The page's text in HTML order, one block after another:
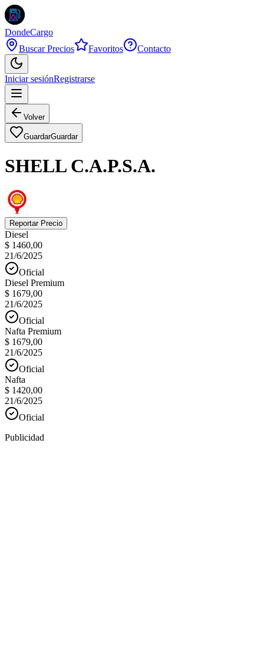
DondeCargo
Buscar Precios
Favoritos Contacto
Iniciar sesiónRegistrarse
Volver
GuardarGuardar
SHELL C.A.P.S.A.
Reportar Precio
Diesel
$ 1460,00
21/6/2025
Oficial
Diesel Premium
$ 1679,00
21/6/2025
Oficial
Nafta Premium
$ 1679,00
21/6/2025
Oficial
Nafta
$ 1420,00
21/6/2025
Oficial
Publicidad